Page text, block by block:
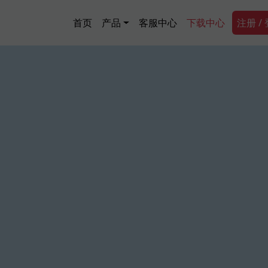
Main navigation
首页 产品 客服中心 下载中心 注册 /